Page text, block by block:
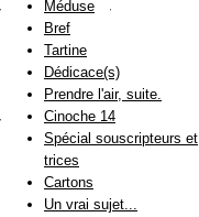
Méduse
Bref
Tartine
Dédicace(s)
Prendre l'air, suite.
Cinoche 14
Spécial souscripteurs et
trices
Cartons
Un vrai sujet...